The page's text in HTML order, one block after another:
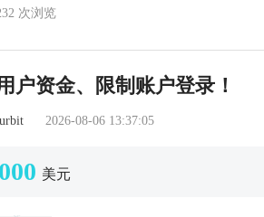
次浏览
户资金、限制账户登录！
2026-08-06 13:37:05
美元